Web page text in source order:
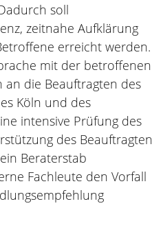
soll
zeitnahe Aufklärung
erreicht werden.
mit der betroffenen
die Beauftragten des
Köln und des
intensive Prüfung des
des Beauftragten
Beraterstab
Fachleute den Vorfall